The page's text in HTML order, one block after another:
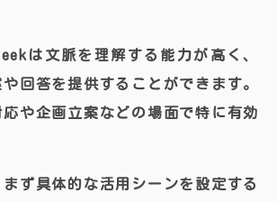
は文脈を理解する能力が高く、
回答を提供することができます。
や企画立案などの場面で特に有効
ず具体的な活用シーンを設定する